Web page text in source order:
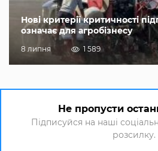
Нові критерії критичності
означає для агробізнесу
8 липня 1 589
Не пропусти
Підписуйся на наші
розсилку.